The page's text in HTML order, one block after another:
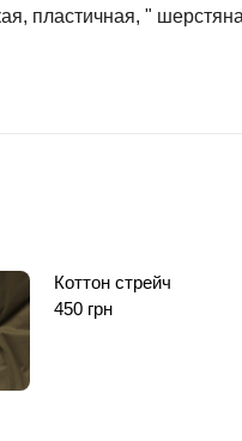
пластичная, "
Коттон стрейч
450 грн